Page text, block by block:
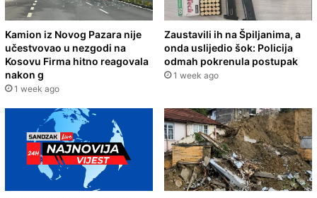
Kamion iz Novog Pazara nije
učestvovao u nezgodi na
Kosovu Firma hitno reagovala
nakon g
1 week ago
Zaustavili ih na Špiljanima, a
onda uslijedio šok: Policija
odmah pokrenula postupak
1 week ago